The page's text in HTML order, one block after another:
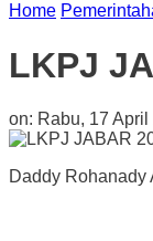
Home
LKPJ
on: Rabu, 17
Daddy